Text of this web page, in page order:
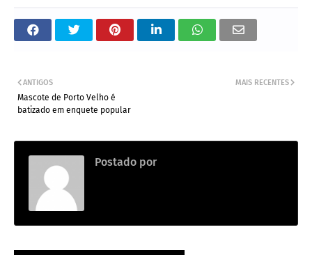
MAIS RECENTES
ANTIGOS
Mascote de Porto Velho é
batizado em enquete popular
Postado por